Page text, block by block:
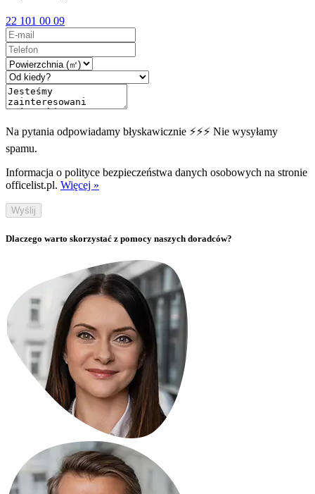
22 101 00 09
Na pytania odpowiadamy błyskawicznie ⚡⚡⚡ Nie wysyłamy
spamu.
Informacja o polityce bezpieczeństwa danych osobowych na stronie
officelist.pl. Więcej »
Wyślij
Dlaczego warto skorzystać z pomocy naszych doradców?